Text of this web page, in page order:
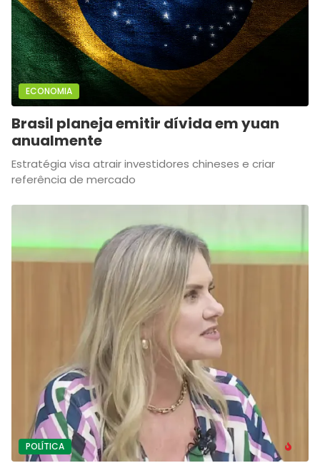
ECONOMIA
Brasil planeja emitir dívida em yuan
anualmente
Estratégia visa atrair investidores chineses e criar
referência de mercado
POLÍTICA